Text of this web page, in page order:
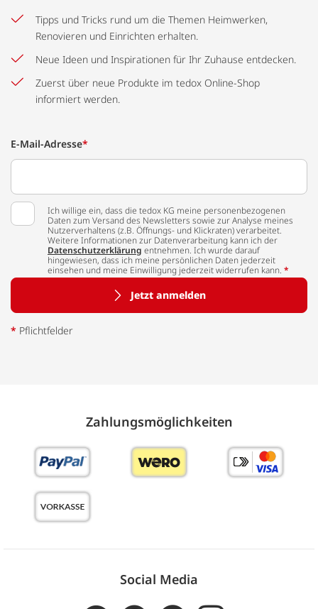
Tipps und Tricks rund um die Themen Heimwerken,
Renovieren und Einrichten erhalten.
Neue Ideen und Inspirationen für Ihr Zuhause entdecken.
Zuerst über neue Produkte im tedox Online-Shop
informiert werden.
E-Mail-Adresse*
Ich willige ein, dass die tedox KG meine personenbezogenen
Daten zum Versand des Newsletters sowie zur Analyse meines
Nutzerverhaltens (z.B. Öffnungs- und Klickraten) verarbeitet.
Weitere Informationen zur Datenverarbeitung kann ich der
Datenschutzerklärung entnehmen. Ich wurde darauf
hingewiesen, dass ich meine persönlichen Daten jederzeit
einsehen und meine Einwilligung jederzeit widerrufen kann. *
Jetzt anmelden
* Pflichtfelder
Zahlungs­möglich­keiten
Social Media